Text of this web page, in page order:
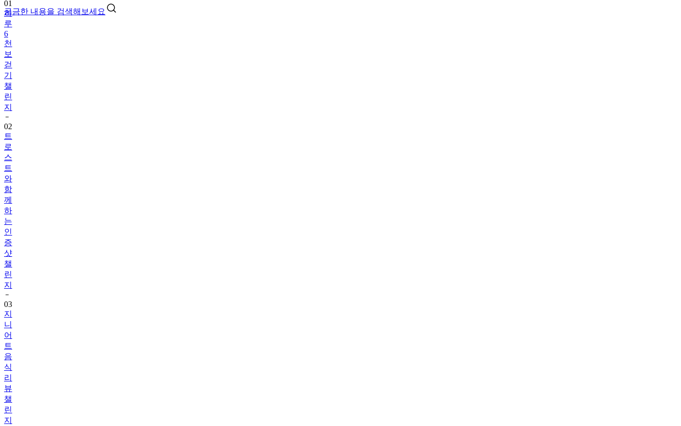
궁금한 내용을 검색해보세요
루
6
천
보
걷
기
챌
린
지
02
트
로
스
트
와
함
께
하
는
인
증
샷
챌
린
지
03
지
니
어
트
음
식
리
뷰
챌
린
지
04